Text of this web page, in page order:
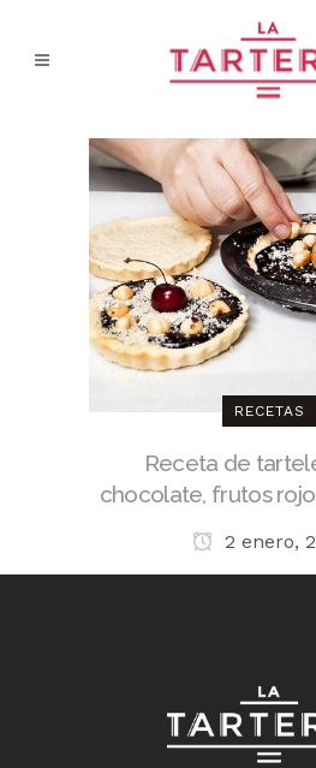
RECETAS
Receta de
chocolate, frutos
2 enero,